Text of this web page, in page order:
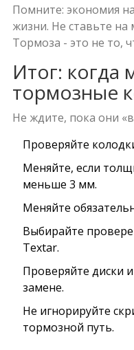
Помните: экономия
жизни. Не ставьте
Тормоза - это не то,
Итог: когда
тормозные
Не ждите, пока они
Проверяйте
Меняйте, если
меньше 3 мм.
Меняйте
Выбирайте
Textar.
Проверяйте диски
замене.
Не игнорируйте
тормозной путь.